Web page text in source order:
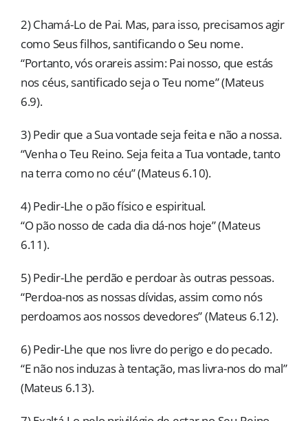
2) Chamá-Lo de Pai. Mas, para isso, precisamos agir
como Seus filhos, santificando o Seu nome.
“Portanto, vós orareis assim: Pai nosso, que estás
nos céus, santificado seja o Teu nome” (Mateus
6.9).
3) Pedir que a Sua vontade seja feita e não a nossa.
“Venha o Teu Reino. Seja feita a Tua vontade, tanto
na terra como no céu” (Mateus 6.10).
4) Pedir-Lhe o pão físico e espiritual.
“O pão nosso de cada dia dá-nos hoje” (Mateus
6.11).
5) Pedir-Lhe perdão e perdoar às outras pessoas.
“Perdoa-nos as nossas dívidas, assim como nós
perdoamos aos nossos devedores” (Mateus 6.12).
6) Pedir-Lhe que nos livre do perigo e do pecado.
“E não nos induzas à tentação, mas livra-nos do mal”
(Mateus 6.13).